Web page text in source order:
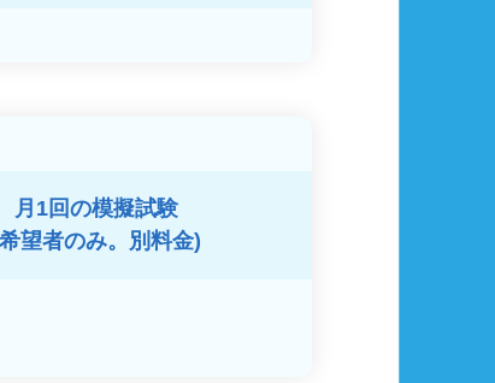
月1回の模擬試験
望者のみ。別料金)